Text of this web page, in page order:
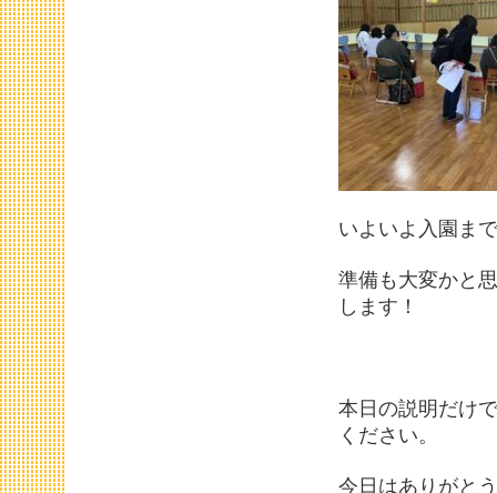
いよいよ入園ま
準備も大変かと
します！
本日の説明だけ
ください。
今日はありがと